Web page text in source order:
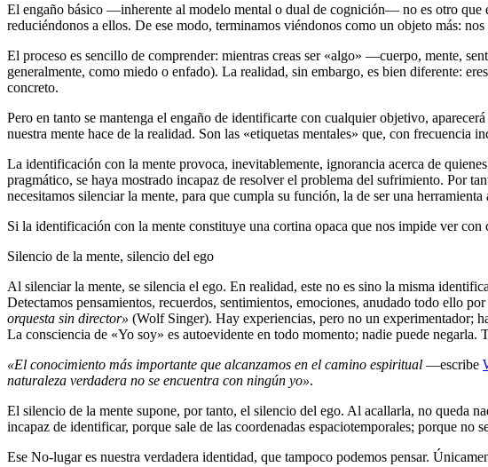
El engaño básico ―inherente al modelo mental o dual de cognición― no es otro
reduciéndonos a ellos. De ese modo, terminamos viéndonos como un objeto más:
El proceso es sencillo de comprender: mientras creas ser «algo» ―cuerpo, mente,
generalmente, como miedo o enfado). La realidad, sin embargo, es bien diferente: eres
concreto.
Pero en tanto se mantenga el engaño de identificarte con cualquier objetivo,
nuestra mente hace de la realidad. Son las «etiquetas mentales» que, con frecuencia
La identificación con la mente provoca, inevitablemente, ignorancia acerca de
pragmático, se haya mostrado incapaz de resolver el problema del sufrimiento. Por
necesitamos silenciar la mente, para que cumpla su función, la de ser una herramienta
Si la identificación con la mente constituye una cortina opaca que nos impide ver
Silencio de la mente, silencio del ego
Al silenciar la mente, se silencia el ego. En realidad, este no es sino la misma
Detectamos pensamientos, recuerdos, sentimientos, emociones, anudado todo ello
orquesta sin director» (Wolf Singer). Hay experiencias, pero no un experimentador;
La consciencia de «Yo soy» es autoevidente en todo momento; nadie puede negarla.
«El conocimiento más importante que alcanzamos en el camino espiritual ―escribe
naturaleza verdadera no se encuentra con ningún yo».
El silencio de la mente supone, por tanto, el silencio del ego. Al acallarla, no queda
incapaz de identificar, porque sale de las coordenadas espaciotemporales; porque no
Ese No-lugar es nuestra verdadera identidad, que tampoco podemos pensar.